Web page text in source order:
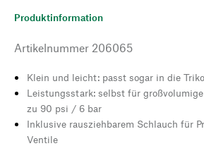
Produktinformation
Artikelnummer 206065
Klein und leicht: passt sogar in die
Leistungsstark: selbst für
zu 90 psi / 6 bar
Inklusive rausziehbarem Schlauch für
Ventile